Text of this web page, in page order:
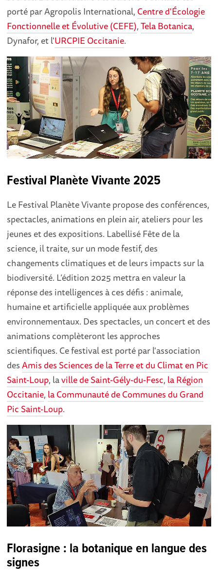
porté par Agropolis International, Centre d'Écologie
Fonctionnelle et Évolutive (CEFE),Tela Botanica,
Dynafor, et l'URCPIE Occitanie.
Festival Planète Vivante 2025
Le Festival Planète Vivante propose des conférences,
spectacles, animations en plein air, ateliers pour les
jeunes et des expositions. Labellisé Fête de la
science, il traite, sur un mode festif, des
changements climatiques et de leurs impacts sur la
biodiversité. L’édition 2025 mettra en valeur la
réponse des intelligences à ces défis : animale,
humaine et artificielle appliquée aux problèmes
environnementaux. Des spectacles, un concert et des
animations complèteront les approches
scientifiques. Ce festival est porté par l'association
desAmis des Sciences de la Terre et du Climat en Pic
Saint-Loup, laville de Saint-Gély-du-Fesc, la Région
Occitanie, la Communauté de Communes du Grand
Pic Saint-Loup.
Florasigne : la botanique en langue des
signes